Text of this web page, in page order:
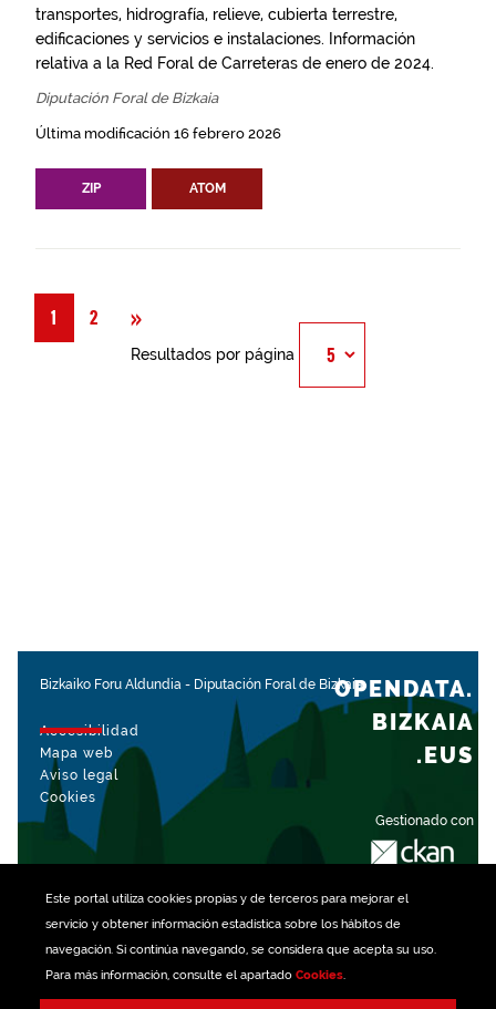
Este portal utiliza cookiespropias y de terceros para mejorar el
servicio y obtener información estadística sobre los hábitos de
navegación. Si continúa navegando, se considera que acepta su uso.
Para más información, consulte el apartado Cookies.
transportes, hidrografía, relieve, cubierta terrestre,
edificaciones y servicios e instalaciones. Información
relativa a la Red Foral de Carreteras de enero de 2024.
Diputación Foral de Bizkaia
Última modificación 16 febrero 2026
ZIP ATOM
1 2 »
Resultados por página
Bizkaiko Foru Aldundia - Diputación Foral de Bizkaia
Accesibilidad
Mapa web
Aviso legal
Cookies
Gestionado con
OPENDATA.
BIZKAIA
.EUS